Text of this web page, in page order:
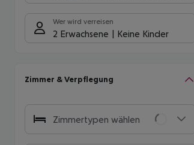
Wer wird verreisen
2 Erwachsene Keine Kinder
Zimmer & Verpflegung
Zimmertypen wählen